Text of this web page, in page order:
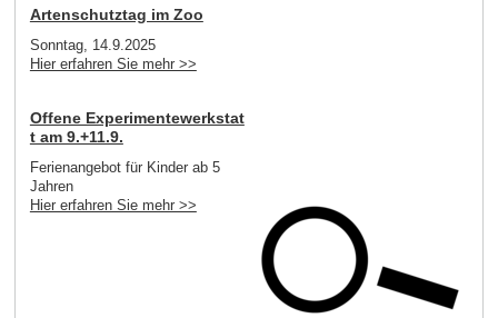
Artenschutztag im Zoo
Sonntag, 14.9.2025
Hier erfahren Sie mehr >>
Offene Experimentewerkstat
t am 9.+11.9.
Ferienangebot für Kinder ab 5
Jahren
Hier erfahren Sie mehr >>